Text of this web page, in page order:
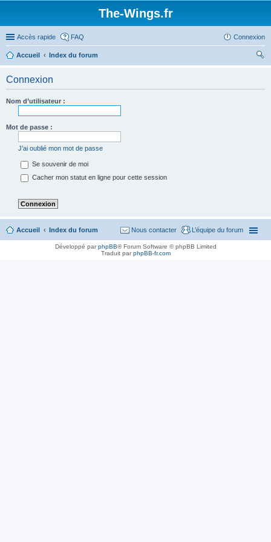
The-Wings.fr
Accès rapide FAQ Connexion
Accueil
Index du forum
Connexion
Nom d’utilisateur :
Mot de passe :
J’ai oublié mon mot de passe
Se souvenir de moi
Cacher mon statut en ligne pour cette session
Accueil Index du forum L’équipe du forum
Nous contacter
Développé parphpBB® Forum Software © phpBB Limited
Traduit parphpBB-fr.com